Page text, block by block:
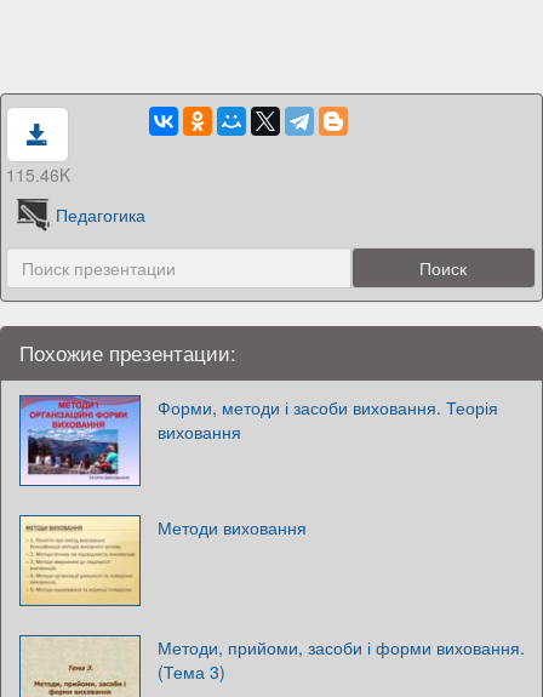
115.46K
Педагогика
Похожие презентации:
Форми, методи і засоби виховання. Теорія
виховання
Методи виховання
Методи, прийоми, засоби і форми виховання.
(Тема 3)